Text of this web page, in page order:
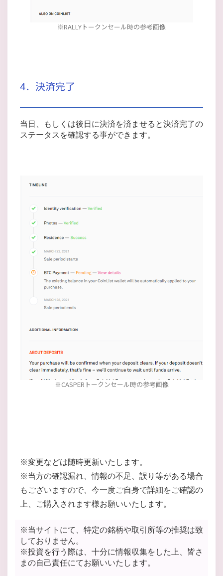
※RALLYトークンセール時の参考画像
4．決済完了
当日、もしくは後日に決済を済ませると決済完了の
ステータスを確認する事ができます。
※CASPERトークンセール時の参考画像
※変更などは随時更新いたします。
※当方の確認漏れ、情報の不足、誤り等がある場合
もございますので、今一度ご自身で詳細をご確認の
上、ご購入されます様お願いいたします。
※当サイトにて、特定の銘柄や取引所等の推奨は致
しておりません。
※投資を行う際は、十分に情報収集をした上、皆さ
まの自己責任にてお願いいたします。